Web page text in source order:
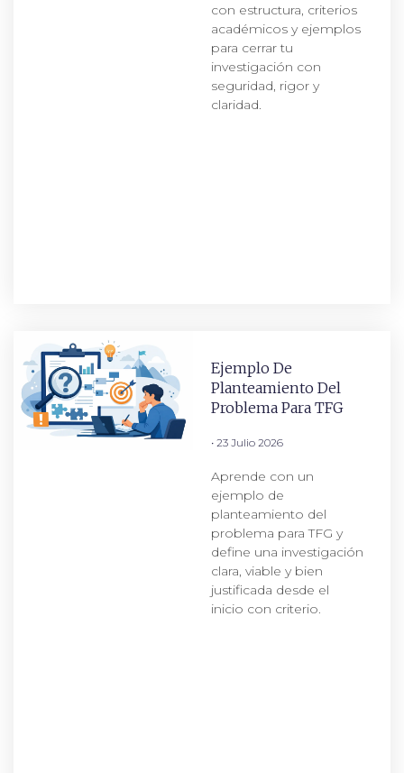
con estructura, criterios
académicos y ejemplos
para cerrar tu
investigación con
seguridad, rigor y
claridad.
Ejemplo De
Planteamiento Del
Problema Para TFG
23 Julio 2026
Aprende con un
ejemplo de
planteamiento del
problema para TFG y
define una investigación
clara, viable y bien
justificada desde el
inicio con criterio.